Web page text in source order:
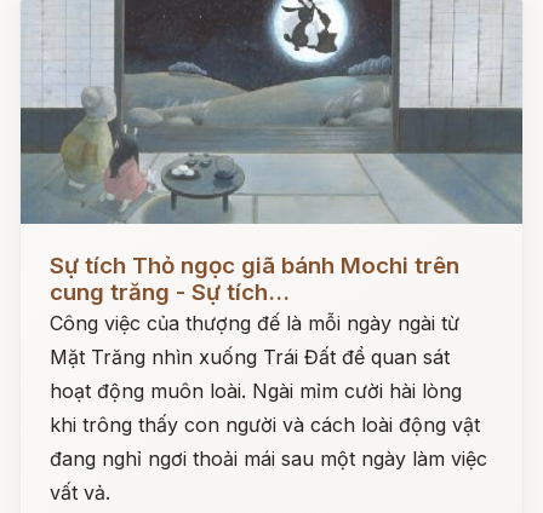
Sự tích Thỏ ngọc giã bánh Mochi trên
cung trăng - Sự tích...
Công việc của thượng đế là mỗi ngày ngài từ
Mặt Trăng nhìn xuống Trái Đất để quan sát
hoạt động muôn loài. Ngài mỉm cười hài lòng
khi trông thấy con người và cách loài động vật
đang nghỉ ngơi thoải mái sau một ngày làm việc
vất vả.